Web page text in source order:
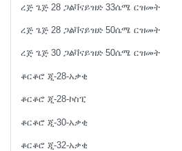
ረጅ ጌጅ 28 ጋልቫናይዝድ 33ሴሜ ርዝመት
ረጅ ጌጅ 28 ጋልቫናይዝድ 50ሴሜ ርዝመት
ረጅ ጌጅ 30 ጋልቫናይዝድ 50ሴሜ ርዝመት
ቆርቆሮ ጂ-28-አቃቂ
ቆርቆሮ ጂ-28-ኮስፒ
ቆርቆሮ ጂ-30-አቃቂ
ቆርቆሮ ጂ-32-አቃቂ